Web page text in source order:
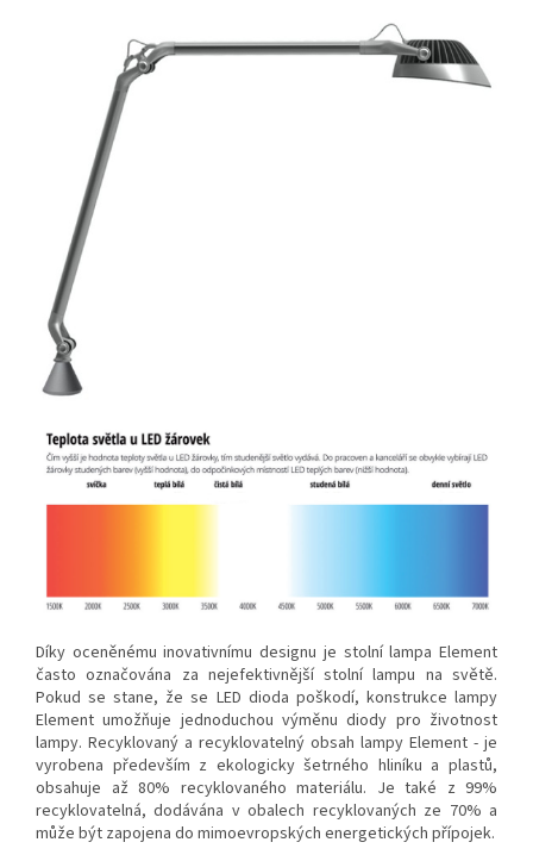
Díky oceněnému inovativnímu designu je stolní lampa Element
často označována za nejefektivnější stolní lampu na světě.
Pokud se stane, že se LED dioda poškodí, konstrukce lampy
Element umožňuje jednoduchou výměnu diody pro životnost
lampy. Recyklovaný a recyklovatelný obsah lampy Element - je
vyrobena především z ekologicky šetrného hliníku a plastů,
obsahuje až 80% recyklovaného materiálu. Je také z 99%
recyklovatelná, dodávána v obalech recyklovaných ze 70% a
může být zapojena do mimoevropských energetických přípojek.